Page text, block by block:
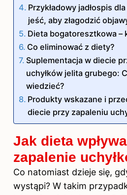
Przykładowy jadłospis
jeść, aby złagodzić
Dieta bogatoresztkowa –
Co eliminować z diety?
Suplementacja w diecie
uchyłków jelita grubego:
wiedzieć?
Produkty wskazane i
diecie przy zapaleniu
Jak dieta
zapalenie
Co natomiast dzieje się,
wystąpi? W takim